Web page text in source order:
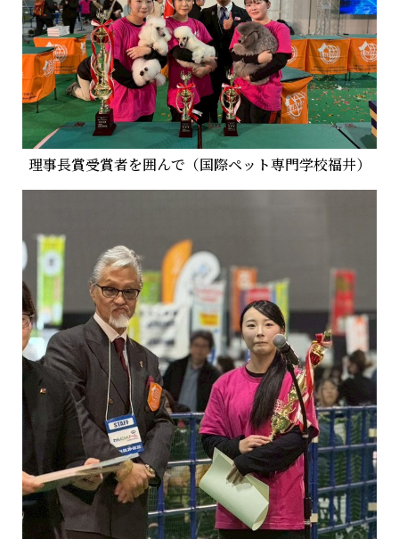
理事長賞受賞者を囲んで（国際ペット専門学校福井）